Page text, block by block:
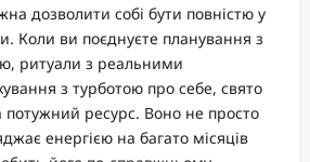
дозволити собі бути повністю у
Коли ви поєднуєте планування з
ритуали з реальними
з турботою про себе, свято
потужний ресурс. Воно не просто
енергією на багато місяців